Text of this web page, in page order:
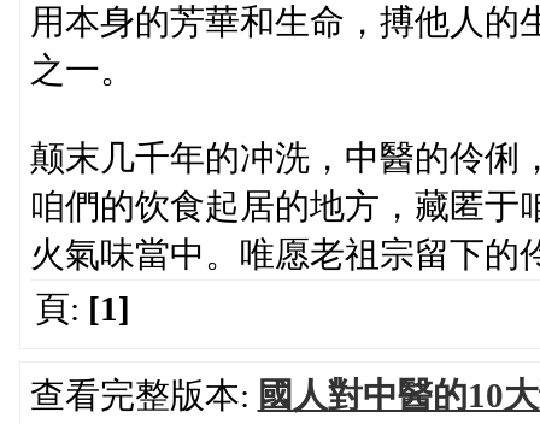
用本身的芳華和生命，搏他人的
之一。
颠末几千年的冲洗，中醫的伶俐
咱們的饮食起居的地方，藏匿于
火氣味當中。唯愿老祖宗留下的
頁: [1]
查看完整版本: 國人對中醫的10